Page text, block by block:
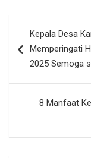
posKepala Desa
Memperingati
2025 Semoga
8 Manfaat